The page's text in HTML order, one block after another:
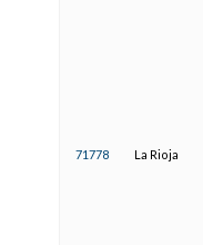
71778 La Rioja